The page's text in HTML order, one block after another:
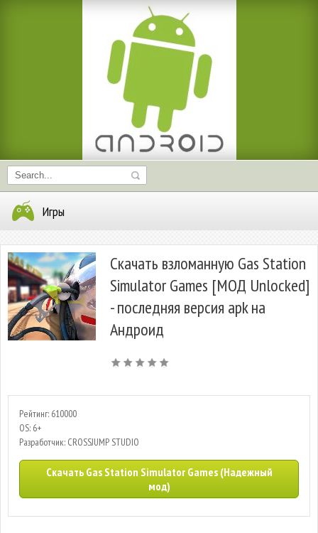
Игры
Скачать взломанную Gas Station
Simulator Games [МОД Unlocked]
- последняя версия apk на
Андроид
Рейтинг: 610000
OS: 6+
Разработчик: CROSSJUMP STUDIO
Скачать Gas Station Simulator Games (Надежный
мод)